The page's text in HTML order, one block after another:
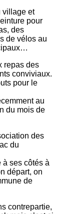
village et
pour
des
de vélos au
repas des
conviviaux.
pour le
au
du mois de
des
du
à ses côtés à
départ, on
de
contrepartie,